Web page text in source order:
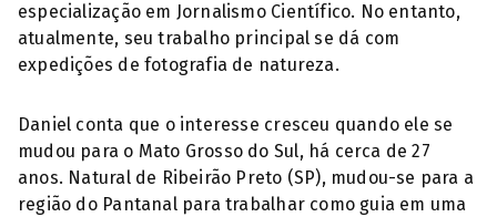
especialização em Jornalismo Científico. No entanto,
atualmente, seu trabalho principal se dá com
expedições de fotografia de natureza.
Daniel conta que o interesse cresceu quando ele se
mudou para o Mato Grosso do Sul, há cerca de 27
anos. Natural de Ribeirão Preto (SP), mudou-se para a
região do Pantanal para trabalhar como guia em uma